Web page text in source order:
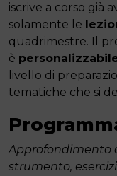
iscrive a corso già
solamente le
quadrimestre. Il
è
livello di
tematiche che si
Approfondimento
strumento,